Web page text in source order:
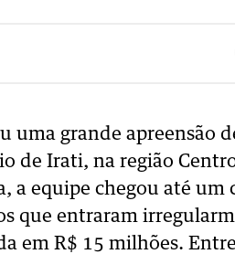
uma grande apreensão
de Irati, na região
a equipe chegou até um
que entraram
em R$ 15 milhões.